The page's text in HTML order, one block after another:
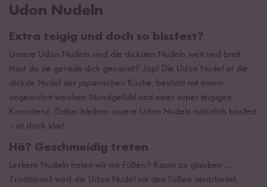
Udon Nudeln
Extra teigig und doch so bissfest?
Unsere Udon Nudeln sind die dicksten Nudeln weit und breit.
Hast du sie gerade dick genannt? Jap! Die Udon Nudel ist die
dickste Nudel der japanischen Küche, besticht mit einem
ungewohnt weichen Mundgefühl und einer super teigigen
Konsistenz. Dabei bleiben unsere Udon Nudeln natürlich bissfest
– ist doch klar!
Hä? Geschmeidig treten
Leckere Nudeln treten wir mit Füßen? Kaum zu glauben …
Traditionell wird die Udon Nudel mit den Füßen verarbeitet,